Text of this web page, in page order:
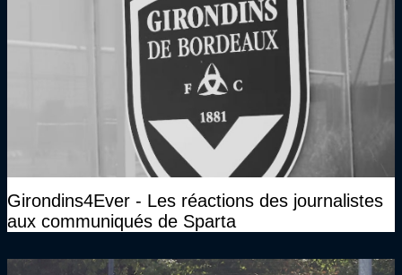
Girondins4Ever - Les réactions des journalistes
aux communiqués de Sparta